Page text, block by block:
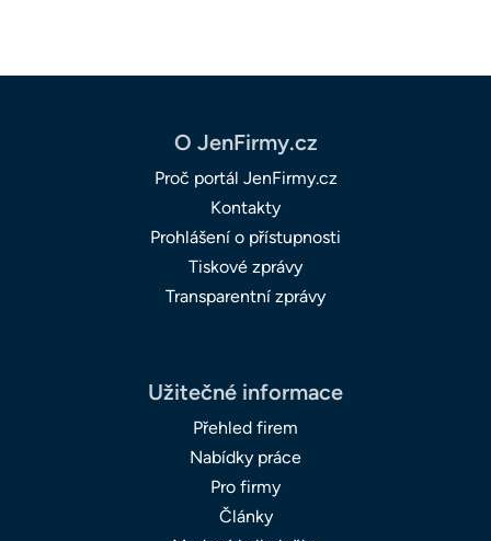
O JenFirmy.cz
Proč portál JenFirmy.cz
Kontakty
Prohlášení o přístupnosti
Tiskové zprávy
Transparentní zprávy
Užitečné informace
Přehled firem
Nabídky práce
Pro firmy
Články